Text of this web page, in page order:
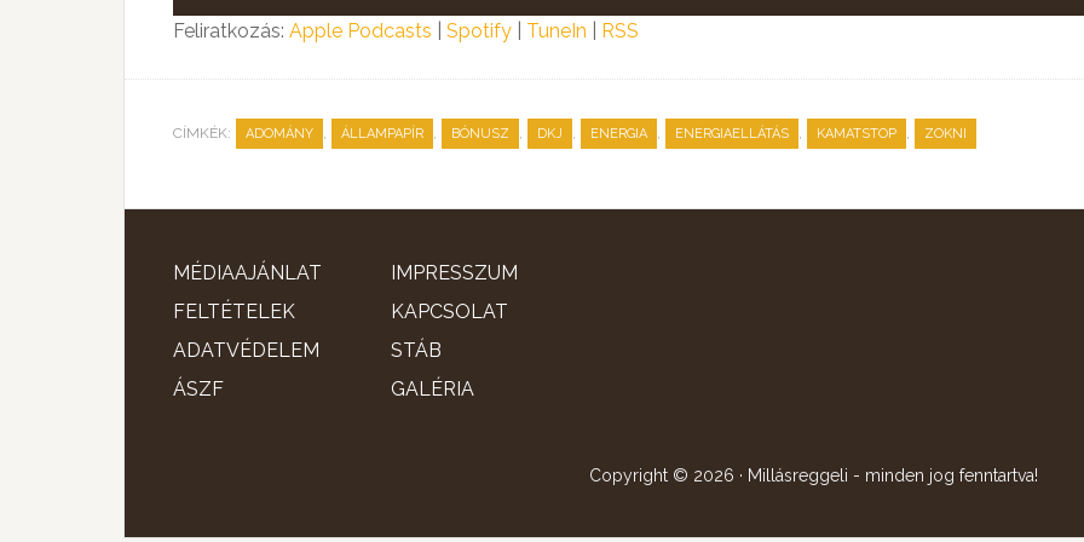
lejátszó
Feliratkozás: Apple Podcasts Spotify TuneIn RSS
CÍMKÉK: ADOMÁNY , ÁLLAMPAPÍR , BÓNUSZ , DKJ , ENERGIA , ENERGIAELLÁTÁS , KAMATSTOP , ZOKNI
MÉDIAAJÁNLAT
FELTÉTELEK
ADATVÉDELEM
ÁSZF
IMPRESSZUM
KAPCSOLAT
STÁB
GALÉRIA
Copyright © 2026 · Millásreggeli - minden jog fenntartva!